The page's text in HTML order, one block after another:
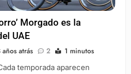
Morgado es la
UAE
años atrás 2 1 minutos
temporada aparecen